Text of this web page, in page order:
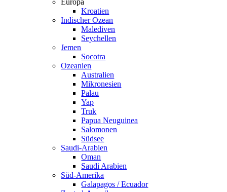
Europa
Kroatien
Indischer Ozean
Malediven
Seychellen
Jemen
Socotra
Ozeanien
Australien
Mikronesien
Palau
Yap
Truk
Papua Neuguinea
Salomonen
Südsee
Saudi-Arabien
Oman
Saudi Arabien
Süd-Amerika
Galapagos / Ecuador